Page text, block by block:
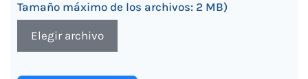
Tamaño máximo de los archivos: 2 MB)
Elegir archivo